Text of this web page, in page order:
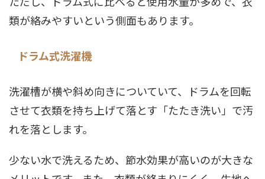
類が絡みやすいという側面もあります。
ドラム式洗濯機
洗濯槽が横や斜め向きについていて、ドラムを回転
させて衣類を持ち上げて落とす「たたき洗い」で汚
れを落とします。
少ない水で洗えるため、節水効果が高いのが大きな